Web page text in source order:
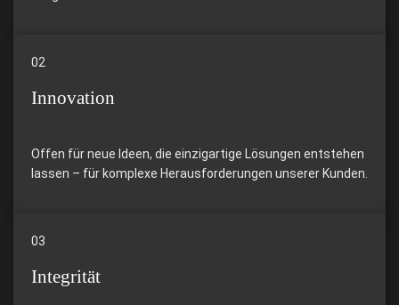
02
Innovation
Offen für neue Ideen, die einzigartige Lösungen entstehen
lassen – für komplexe Herausforderungen unserer Kunden.
03
Integrität